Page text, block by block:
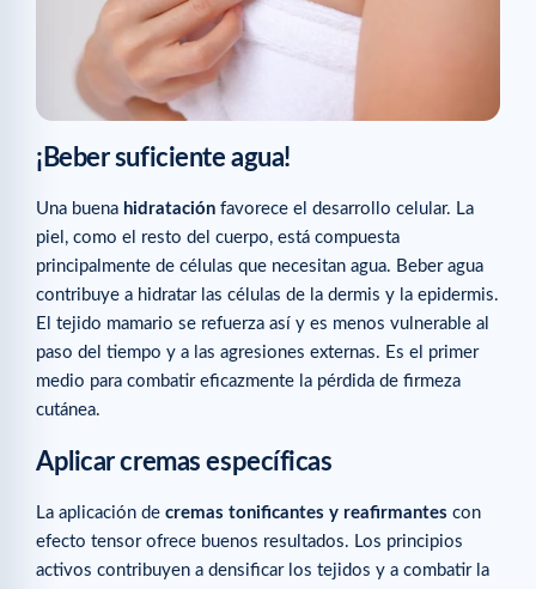
¡Beber suficiente agua!
Una buena hidratación favorece el desarrollo celular. La
piel, como el resto del cuerpo, está compuesta
principalmente de células que necesitan agua. Beber agua
contribuye a hidratar las células de la dermis y la epidermis.
El tejido mamario se refuerza así y es menos vulnerable al
paso del tiempo y a las agresiones externas. Es el primer
medio para combatir eficazmente la pérdida de firmeza
cutánea.
Aplicar cremas específicas
La aplicación de cremas tonificantes y reafirmantes con
efecto tensor ofrece buenos resultados. Los principios
activos contribuyen a densificar los tejidos y a combatir la